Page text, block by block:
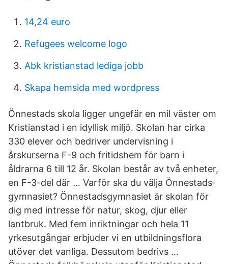
14,24 euro
Refugees welcome logo
Abk kristianstad lediga jobb
Skapa hemsida med wordpress
Önnestads skola ligger ungefär en mil väster om
Kristianstad i en idyllisk miljö. Skolan har cirka
330 elever och bedriver undervisning i
årskurserna F-9 och fritidshem för barn i
åldrarna 6 till 12 år. Skolan består av två enheter,
en F-3-del där … Varför ska du välja Önnestads­
gymnasiet? Önnestadsgymnasiet är skolan för
dig med intresse för natur, skog, djur eller
lantbruk. Med fem inriktningar och hela 11
yrkesutgångar erbjuder vi en utbildningsflora
utöver det vanliga. Dessutom bedrivs …